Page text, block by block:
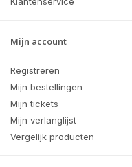
Mijn account
Registreren
Mijn bestellingen
Mijn tickets
Mijn verlanglijst
Vergelijk producten